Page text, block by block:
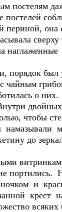
постелям
она
наглаженные
порядок был
о
чтобы
до
портились.
и
крест